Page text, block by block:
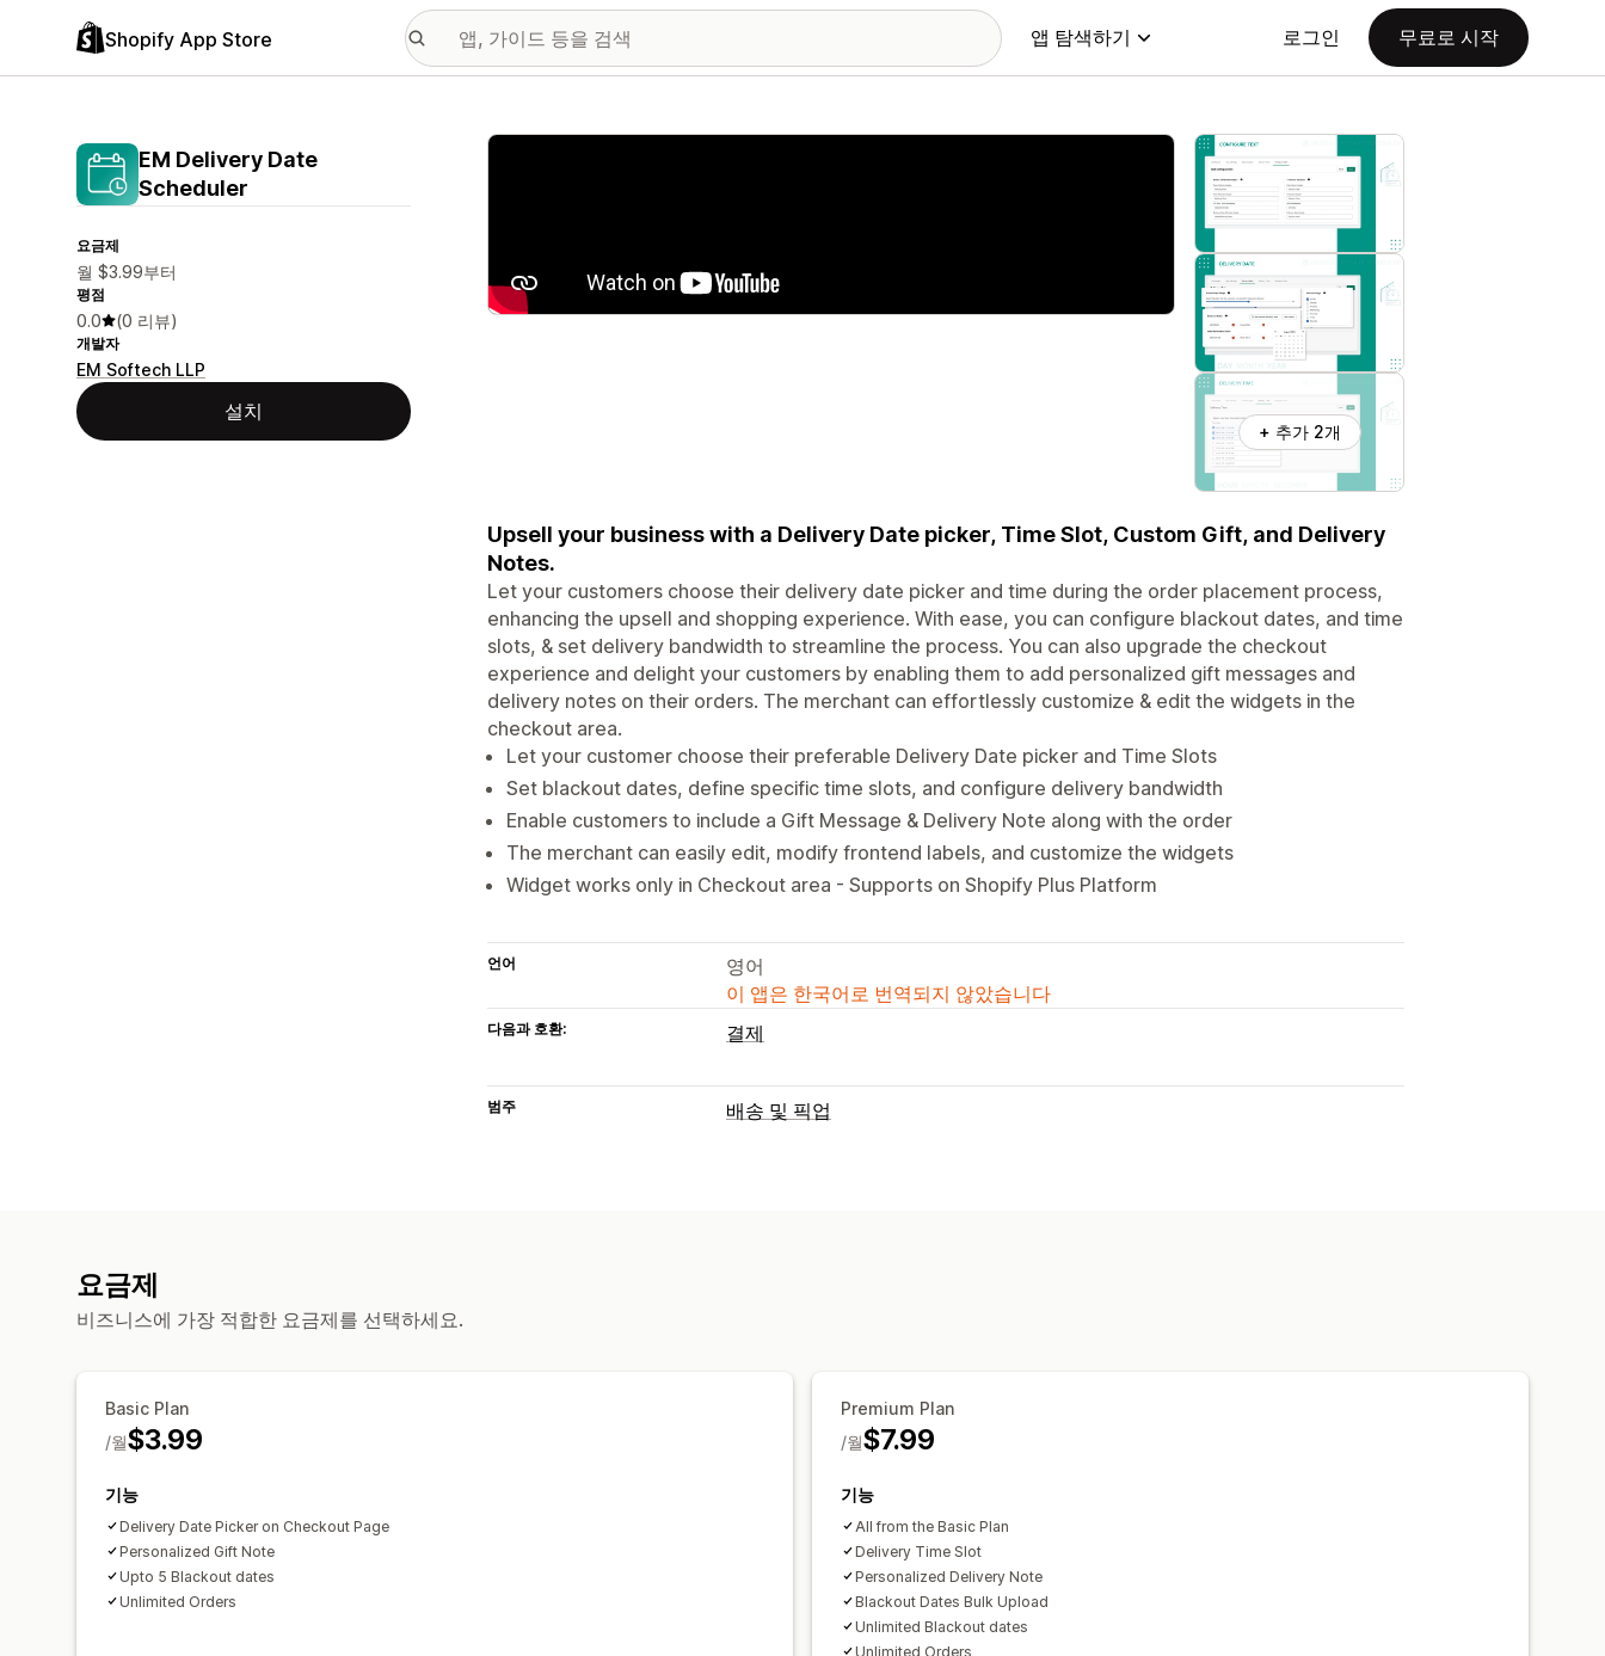
Shopify App Store 앱 탐색하기 로그인 무료로 시작
EM Delivery Date
Scheduler
요금제
월 $3.99부터
평점
0.0 (0 리뷰)
개발자
EM Softech LLP
설치
추천 이미지 갤러리
+ 추가 2개
Upsell your business with a Delivery Date picker, Time Slot, Custom Gift, and Delivery
Notes.
Let your customers choose their delivery date picker and time during the order placement process,
enhancing the upsell and shopping experience. With ease, you can configure blackout dates, and time
slots, & set delivery bandwidth to streamline the process. You can also upgrade the checkout
experience and delight your customers by enabling them to add personalized gift messages and
delivery notes on their orders. The merchant can effortlessly customize & edit the widgets in the
checkout area.
Let your customer choose their preferable Delivery Date picker and Time Slots
Set blackout dates, define specific time slots, and configure delivery bandwidth
Enable customers to include a Gift Message & Delivery Note along with the order
The merchant can easily edit, modify frontend labels, and customize the widgets
Widget works only in Checkout area - Supports on Shopify Plus Platform
언어
영어
이 앱은 한국어로 번역되지 않았습니다
다음과 호환: 결제
범주 배송 및 픽업
요금제
비즈니스에 가장 적합한 요금제를 선택하세요.
Basic Plan
$3.99
/월
기능
Delivery Date Picker on Checkout Page
Personalized Gift Note
Upto 5 Blackout dates
Unlimited Orders
Premium Plan
$7.99
/월
기능
All from the Basic Plan
Delivery Time Slot
Personalized Delivery Note
Blackout Dates Bulk Upload
Unlimited Blackout dates
Unlimited Orders